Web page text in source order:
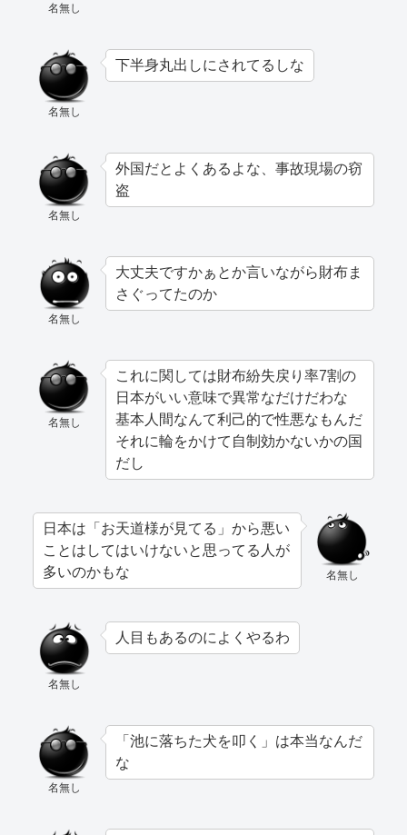
名無し
名無し
下半身丸出しにされてるしな
名無し
外国だとよくあるよな、事故現場の窃
盗
名無し
大丈夫ですかぁとか言いながら財布ま
さぐってたのか
名無し
これに関しては財布紛失戻り率7割の
日本がいい意味で異常なだけだわな
基本人間なんて利己的で性悪なもんだ
それに輪をかけて自制効かないかの国
だし
名無し
日本は「お天道様が見てる」から悪い
ことはしてはいけないと思ってる人が
多いのかもな
名無し
人目もあるのによくやるわ
名無し
「池に落ちた犬を叩く」は本当なんだ
な